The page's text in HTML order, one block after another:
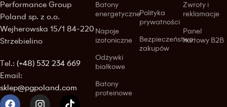
Performance Group
Poland sp. z o.o.
Wejherowska 15/1 84-220
Strzebielino
Tel.: (+48) 532 234 669
Email:
sklep@pgpoland.com
Batony
energetyczne
Napoje
izotoniczne
Odżywki
białkowe
Batony
proteinowe
Polityka
prywatności
Bezpieczeństwo
zakupów
Zwroty i
reklamacje
Panel
hurtowy B2B